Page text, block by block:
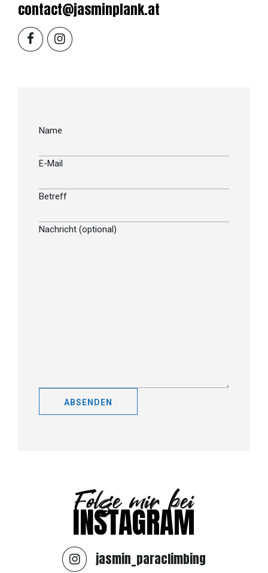
contact@jasminplank.at
Name
E-Mail
Betreff
Nachricht (optional)
Folge mir bei
INSTAGRAM
jasmin_paraclimbing